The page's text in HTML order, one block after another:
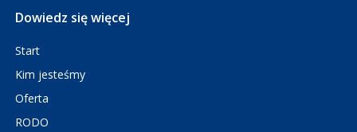
Dowiedz się więcej
Start
Kim jesteśmy
Oferta
RODO